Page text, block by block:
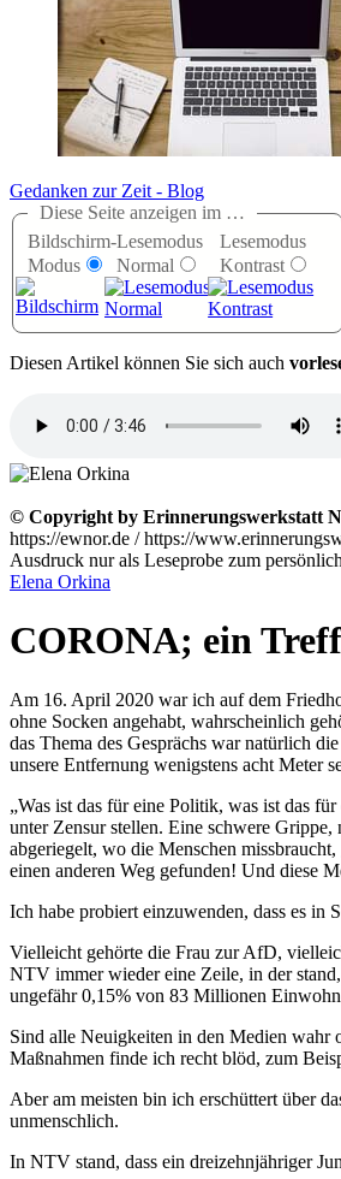
Gedanken zur Zeit - Blog
Diese Seite anzeigen im …
Bildschirm-
Modus
Lesemodus
Normal
Lesemodus
Kontrast
Diesen Artikel können Sie sich auch
© Copyright by Erinnerungswerkstatt
https://ewnor.de / https://
Ausdruck nur als Leseprobe zum
Elena Orkina
CORONA; ein
Am 16. April 2020 war ich auf dem
ohne Socken angehabt, wahrscheinlich
das Thema des Gesprächs war natürlich
unsere Entfernung wenigstens acht Meter
Was ist das für eine Politik, was ist das
unter Zensur stellen. Eine schwere
abgeriegelt, wo die Menschen
einen anderen Weg gefunden! Und diese
Ich habe probiert einzuwenden, dass es in
Vielleicht gehörte die Frau zur AfD,
NTV immer wieder eine Zeile, in der
ungefähr 0,15% von 83 Millionen
Sind alle Neuigkeiten in den Medien wahr
Maßnahmen finde ich recht blöd, zum
Aber am meisten bin ich erschüttert über
unmenschlich.
In NTV stand, dass ein dreizehnjähriger